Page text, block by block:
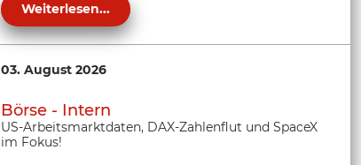
Weiterlesen...
03. August 2026
Börse - Intern
US-Arbeitsmarktdaten, DAX-Zahlenflut und SpaceX
im Fokus!